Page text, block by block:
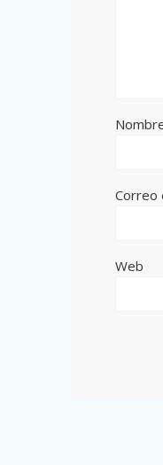
Correo
Web